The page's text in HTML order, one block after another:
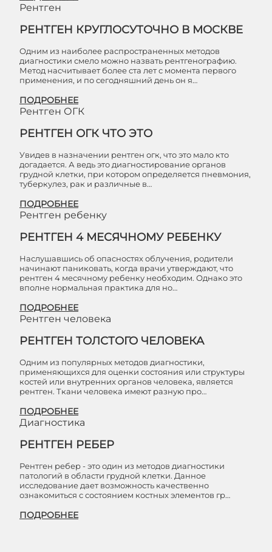
Рентген
РЕНТГЕН КРУГЛОСУТОЧНО В МОСКВЕ
Одним из наиболее распространенных методов
диагностики смело можно назвать рентгенографию.
Метод насчитывает более ста лет с момента первого
применения, и по сегодняшний день он я…
ПОДРОБНЕЕ
Рентген ОГК
РЕНТГЕН ОГК ЧТО ЭТО
Увидев в назначении рентген огк, что это мало кто
догадается. А ведь это диагностирование органов
грудной клетки, при котором определяется пневмония,
туберкулез, рак и различные в…
ПОДРОБНЕЕ
Рентген ребенку
РЕНТГЕН 4 МЕСЯЧНОМУ РЕБЕНКУ
Наслушавшись об опасностях облучения, родители
начинают паниковать, когда врачи утверждают, что
рентген 4 месячному ребенку необходим. Однако это
вполне нормальная практика для но…
ПОДРОБНЕЕ
Рентген человека
РЕНТГЕН ТОЛСТОГО ЧЕЛОВЕКА
Одним из популярных методов диагностики,
применяющихся для оценки состояния или структуры
костей или внутренних органов человека, является
рентген. Ткани человека имеют разную про…
ПОДРОБНЕЕ
Диагностика
РЕНТГЕН РЕБЕР
Рентген ребер - это один из методов диагностики
патологий в области грудной клетки. Данное
исследование дает возможность качественно
ознакомиться с состоянием костных элементов гр…
ПОДРОБНЕЕ